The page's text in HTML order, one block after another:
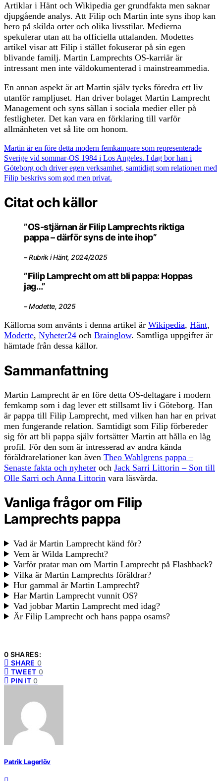
Artiklar i Hänt och Wikipedia ger grundfakta men saknar
djupgående analys. Att Filip och Martin inte syns ihop kan
bero på skilda orter och olika livsstilar. Medierna
spekulerar utan att ha officiella uttalanden. Modettes
artikel visar att Filip i stället fokuserar på sin egen
blivande familj. Martin Lamprechts OS-karriär är
intressant men inte väldokumenterad i mainstreammedia.
En annan aspekt är att Martin själv tycks föredra ett liv
utanför rampljuset. Han driver bolaget Martin Lamprecht
Management och syns sällan i sociala medier eller på
festligheter. Det kan vara en förklaring till varför
allmänheten vet så lite om honom.
Martin är en före detta modern femkampare som representerade
Sverige vid sommar-OS 1984 i Los Angeles. I dag bor han i
Göteborg och driver egen verksamhet, samtidigt som relationen med
Filip beskrivs som god men privat.
Citat och källor
”OS-stjärnan är Filip Lamprechts riktiga
pappa – därför syns de inte ihop”
– Rubrik i Hänt, 2024/2025
”Filip Lamprecht om att bli pappa: Hoppas
jag…”
– Modette, 2025
Källorna som använts i denna artikel är Wikipedia, Hänt,
Modette, Nyheter24 och Brainglow. Samtliga uppgifter är
hämtade från dessa källor.
Sammanfattning
Martin Lamprecht är en före detta OS-deltagare i modern
femkamp som i dag lever ett stillsamt liv i Göteborg. Han
är pappa till Filip Lamprecht, med vilken han har en privat
men fungerande relation. Samtidigt som Filip förbereder
sig för att bli pappa själv fortsätter Martin att hålla en låg
profil. För den som är intresserad av andra kända
föräldrarelationer kan även Theo Wahlgrens pappa –
Senaste fakta och nyheter och Jack Sarri Littorin – Son till
Olle Sarri och Anna Littorin vara läsvärda.
Vanliga frågor om Filip
Lamprechts pappa
Vad är Martin Lamprecht känd för?
Vem är Wilda Lamprecht?
Varför pratar man om Martin Lamprecht på Flashback?
Vilka är Martin Lamprechts föräldrar?
Hur gammal är Martin Lamprecht?
Har Martin Lamprecht vunnit OS?
Vad jobbar Martin Lamprecht med idag?
Är Filip Lamprecht och hans pappa osams?
0 SHARES:
SHARE 0
TWEET 0
PIN IT 0
Patrik Lagerlöv